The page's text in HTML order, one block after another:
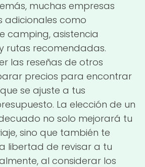
muchas empresas
adicionales como
camping, asistencia
rutas recomendadas.
las reseñas de otros
precios para encontrar
se ajuste a tus
La elección de un
no solo mejorará tu
sino que también te
libertad de revisar a tu
al considerar los